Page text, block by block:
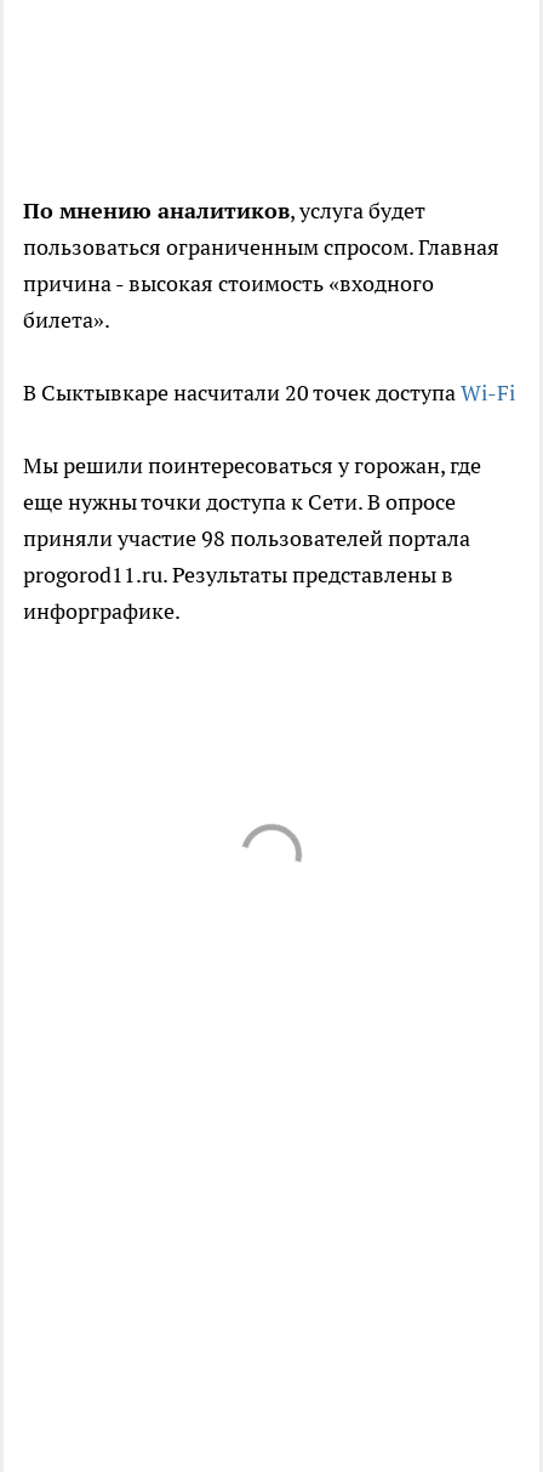
По мнению аналитиков, услуга будет
пользоваться ограниченным спросом. Главная
причина - высокая стоимость «входного
билета».
В Сыктывкаре насчитали 20 точек доступаWi-Fi
Мы решили поинтересоваться у горожан, где
еще нужны точки доступа к Сети. В опросе
приняли участие 98 пользователей портала
progorod11.ru. Результаты представлены в
инфорграфике.